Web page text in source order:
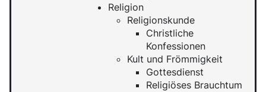
Religion
Religionskunde
Christliche
Konfessionen
Kult und Frömmigkeit
Gottesdienst
Religiöses Brauchtum